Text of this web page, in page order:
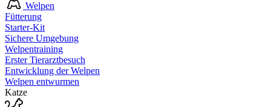
Welpen
Fütterung
Starter-Kit
Sichere Umgebung
Welpentraining
Erster Tierarztbesuch
Entwicklung der Welpen
Welpen entwurmen
Katze